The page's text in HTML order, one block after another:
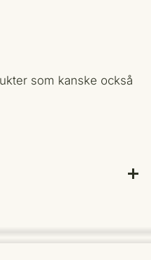
som kanske också